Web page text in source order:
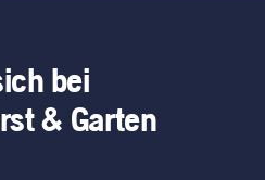
bei
& Garten